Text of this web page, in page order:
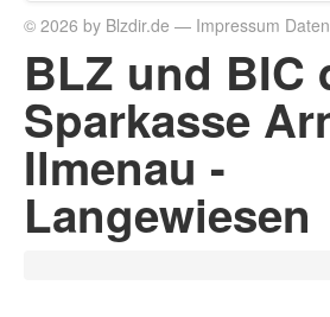
© 2026 by Blzdir.de — Impressum
BLZ und BIC
Sparkasse
Ilmenau -
Langewiesen